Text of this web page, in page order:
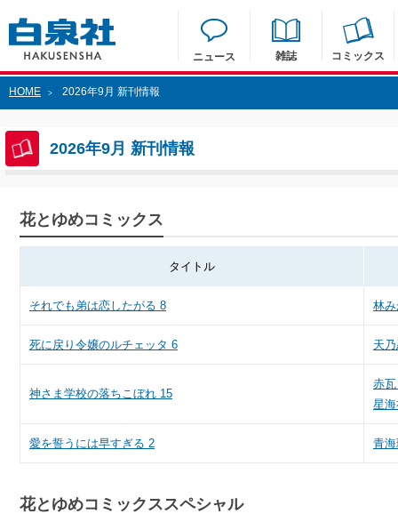
ニュース 雑誌 コミックス
HOME > 2026年9月 新刊情報
2026年9月 新刊情報
花とゆめコミックス
タイトル
それでも弟は恋したがる 8 林
死に戻り令嬢のルチェッタ 6 天
神さま学校の落ちこぼれ 15
赤
星
愛を誓うには早すぎる 2 青
花とゆめコミックススペシャル